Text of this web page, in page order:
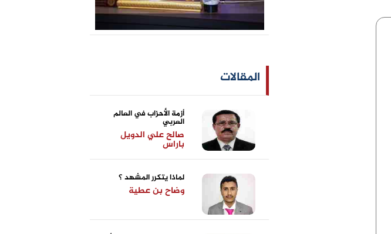
المقالات
أزمة الأحزاب في العالم
العربي
صالح علي الدويل
باراس
لماذا يتكرر المشهد ؟
وضاح بن عطية